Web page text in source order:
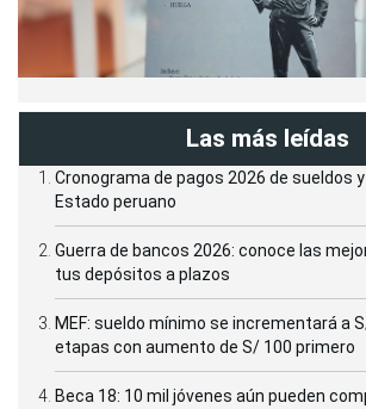
Las más leídas
Cronograma de pagos 2026 de sueldos
Estado peruano
Guerra de bancos 2026: conoce las
tus depósitos a plazos
MEF: sueldo mínimo se incrementará a
etapas con aumento de S/ 100 primero
Beca 18: 10 mil jóvenes aún pueden